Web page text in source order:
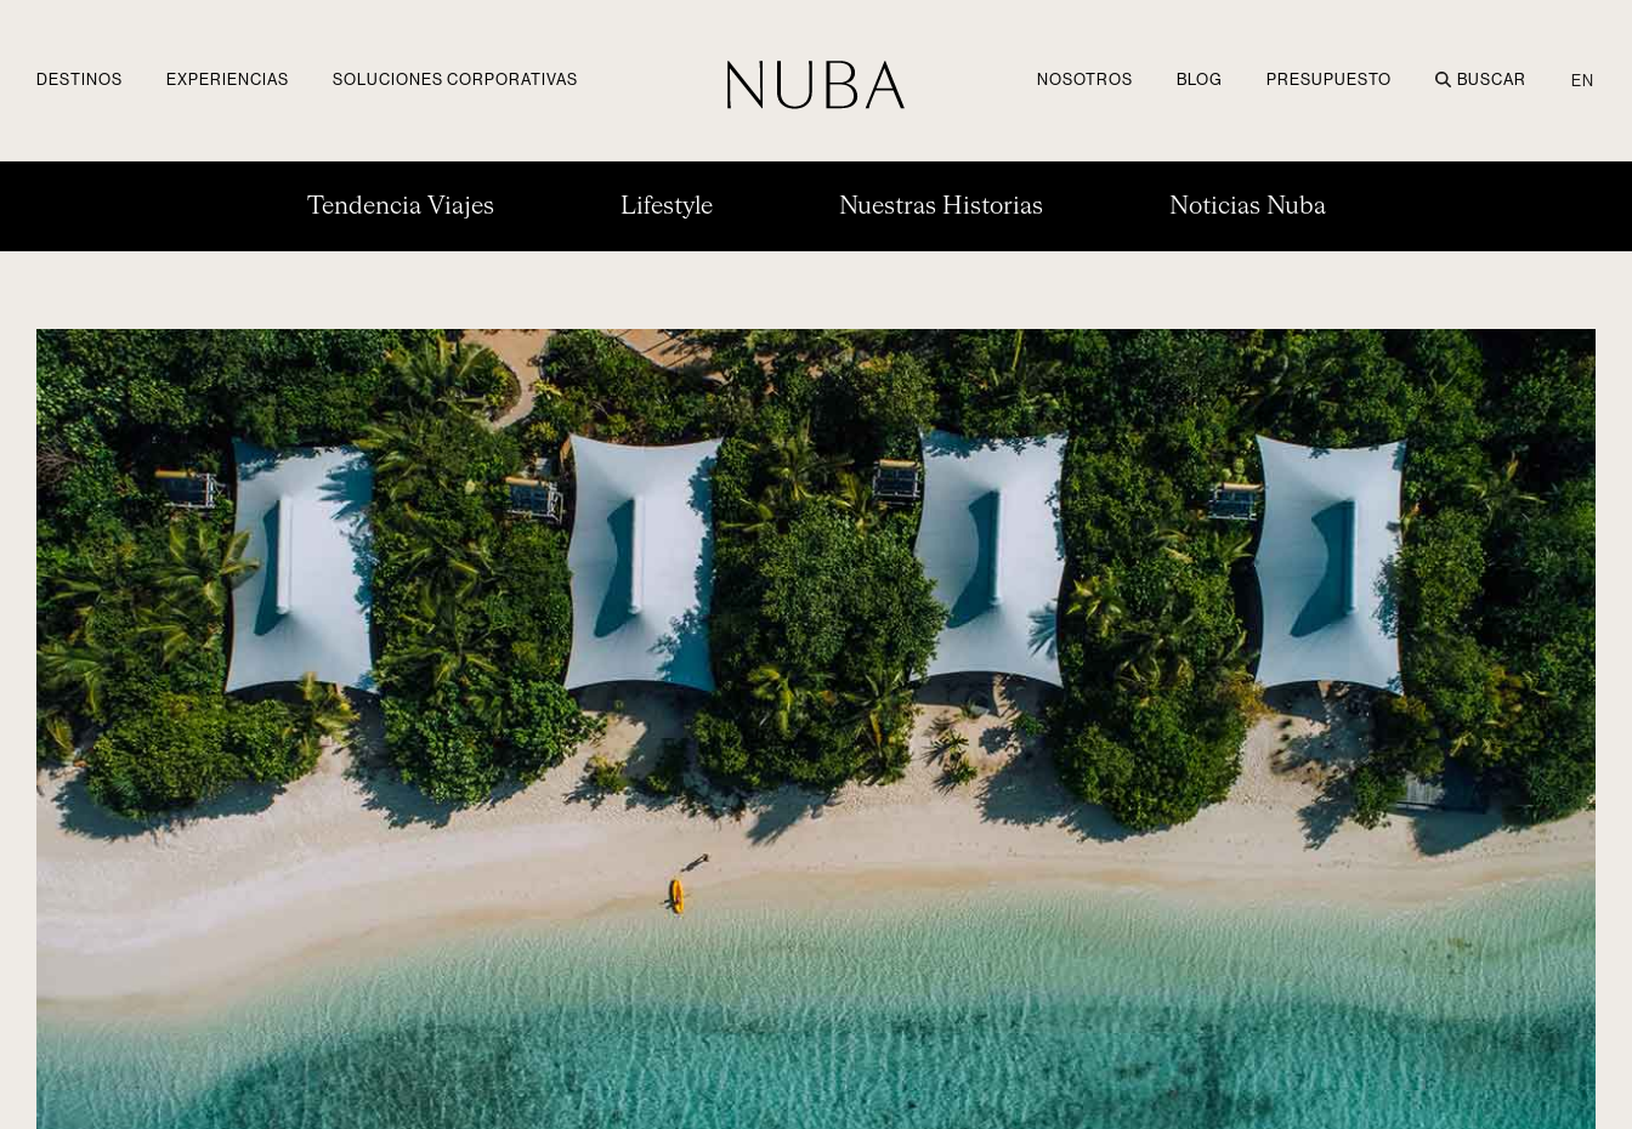
DESTINOS EXPERIENCIAS SOLUCIONES CORPORATIVAS NOSOTROS BLOG PRESUPUESTO BUSCAR EN
Tendencia Viajes Lifestyle Nuestras Historias Noticias Nuba